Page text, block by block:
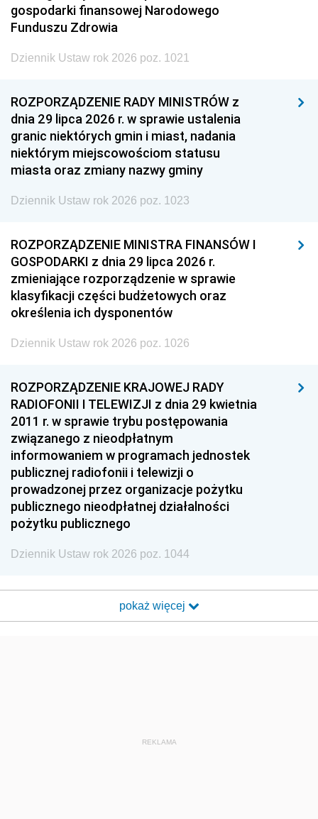
gospodarki finansowej Narodowego
Funduszu Zdrowia
Dziennik Ustaw rok 2026 poz. 1021
ROZPORZĄDZENIE RADY MINISTRÓW z
dnia 29 lipca 2026 r. w sprawie ustalenia
granic niektórych gmin i miast, nadania
niektórym miejscowościom statusu
miasta oraz zmiany nazwy gminy
Dziennik Ustaw rok 2026 poz. 1023
ROZPORZĄDZENIE MINISTRA FINANSÓW I
GOSPODARKI z dnia 29 lipca 2026 r.
zmieniające rozporządzenie w sprawie
klasyfikacji części budżetowych oraz
określenia ich dysponentów
Dziennik Ustaw rok 2026 poz. 1026
ROZPORZĄDZENIE KRAJOWEJ RADY
RADIOFONII I TELEWIZJI z dnia 29 kwietnia
2011 r. w sprawie trybu postępowania
związanego z nieodpłatnym
informowaniem w programach jednostek
publicznej radiofonii i telewizji o
prowadzonej przez organizacje pożytku
publicznego nieodpłatnej działalności
pożytku publicznego
Dziennik Ustaw rok 2026 poz. 1044
pokaż więcej
REKLAMA